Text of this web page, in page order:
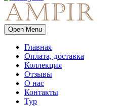
Open Menu
Главная
Оплата, доставка
Коллекция
Отзывы
О нас
Контакты
Тур